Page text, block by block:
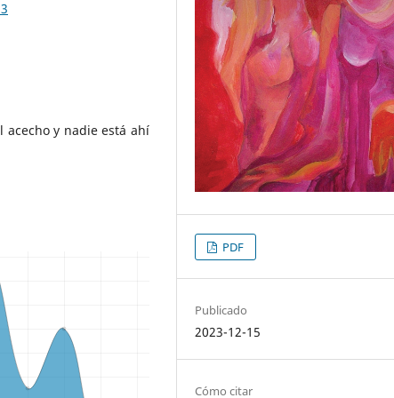
acecho y nadie está ahí
PDF
Publicado
2023-12-15
Cómo citar